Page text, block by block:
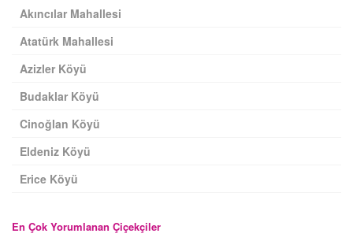
Akıncılar Mahallesi
Atatürk Mahallesi
Azizler Köyü
Budaklar Köyü
Cinoğlan Köyü
Eldeniz Köyü
Erice Köyü
En Çok Yorumlanan Çiçekçiler